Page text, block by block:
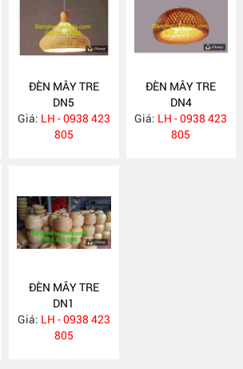
ĐÈN MÂY TRE
DN5
Giá: LH - 0938 423
805
ĐÈN MÂY TRE
DN4
Giá: LH - 0938 423
805
ĐÈN MÂY TRE
DN1
Giá: LH - 0938 423
805